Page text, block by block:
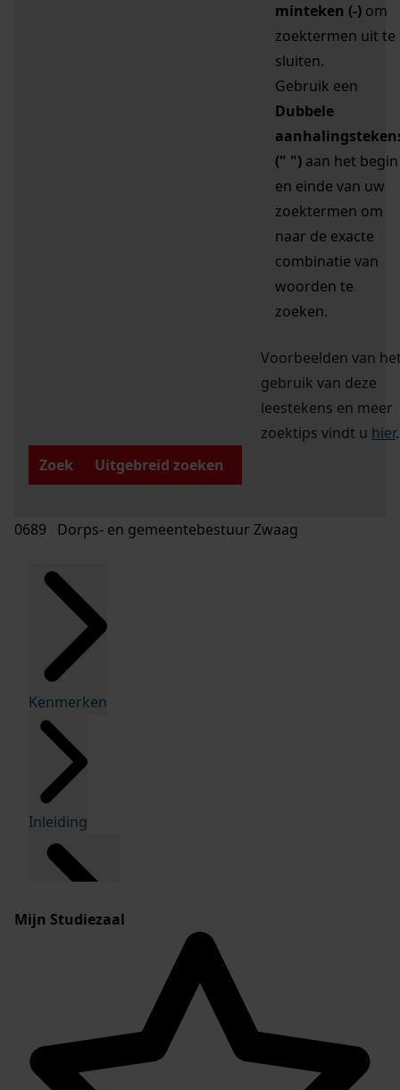
minteken (-) om
zoektermen uit te
sluiten.
Gebruik een
Dubbele
(" ") aan het begin
en einde van uw
zoektermen om
naar de exacte
combinatie van
woorden te
zoeken.
Voorbeelden van
gebruik van deze
leestekens en meer
zoektips vindt u hier.
Zoek
Uitgebreid zoeken
0689 Dorps- en gemeentebestuur Zwaag
Kenmerken
Inleiding
Mijn Studiezaal